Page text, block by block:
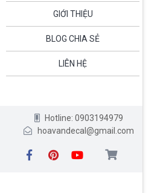
GIỚI THIỆU
BLOG CHIA SẺ
LIÊN HỆ
Hotline: 0903194979
hoavandecal@gmail.com